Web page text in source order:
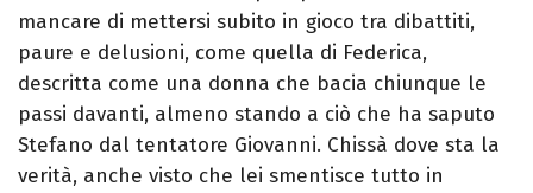
mancare di mettersi subito in gioco tra dibattiti,
paure e delusioni, come quella di Federica,
descritta come una donna che bacia chiunque le
passi davanti, almeno stando a ciò che ha saputo
Stefano dal tentatore Giovanni. Chissà dove sta la
verità, anche visto che lei smentisce tutto in